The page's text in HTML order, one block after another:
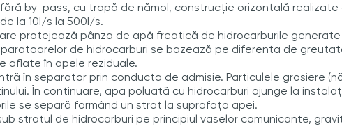
by-pass, cu trapă de nămol, construcție orizontală
la 10l/s la 500l/s.
protejează pânza de apă freatică de hidrocarburile
de hidrocarburi se bazează pe diferența de
aflate în apele reziduale.
în separator prin conducta de admisie. Particulele grosiere
În continuare, apa poluată cu hidrocarburi ajunge la
se separă formând un strat la suprafața apei.
stratul de hidrocarburi pe principiul vaselor comunicante,